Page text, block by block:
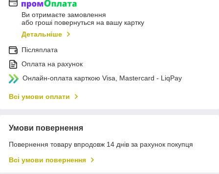
Ви отримаєте замовлення
або гроші повернуться на вашу картку
Детальніше
Післяплата
Оплата на рахунок
Онлайн-оплата карткою Visa, Mastercard - LiqPay
Всі умови оплати
Умови повернення
Повернення товару впродовж 14 днів за рахунок покупця
Всі умови повернення